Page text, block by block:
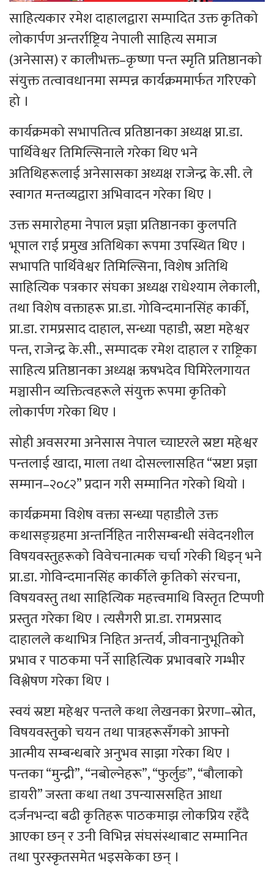
साहित्यकार रमेश दाहालद्वारा सम्पादित उक्त कृतिको
लोकार्पण अन्तर्राष्ट्रिय नेपाली साहित्य समाज
(अनेसास) र कालीभक्त–कृष्णा पन्त स्मृति प्रतिष्ठानको
संयुक्त तत्वावधानमा सम्पन्न कार्यक्रममार्फत गरिएको
हो ।
कार्यक्रमको सभापतित्व प्रतिष्ठानका अध्यक्ष प्रा.डा.
पार्थिवेश्वर तिमिल्सिनाले गरेका थिए भने
अतिथिहरूलाई अनेसासका अध्यक्ष राजेन्द्र के.सी. ले
स्वागत मन्तव्यद्वारा अभिवादन गरेका थिए ।
उक्त समारोहमा नेपाल प्रज्ञा प्रतिष्ठानका कुलपति
भूपाल राई प्रमुख अतिथिका रूपमा उपस्थित थिए ।
सभापति पार्थिवेश्वर तिमिल्सिना, विशेष अतिथि
साहित्यिक पत्रकार संघका अध्यक्ष राधेश्याम लेकाली,
तथा विशेष वक्ताहरू प्रा.डा. गोविन्दमानसिंह कार्की,
प्रा.डा. रामप्रसाद दाहाल, सन्ध्या पहाडी, स्रष्टा महेश्वर
पन्त, राजेन्द्र के.सी., सम्पादक रमेश दाहाल र राष्ट्रिका
साहित्य प्रतिष्ठानका अध्यक्ष ऋषभदेव घिमिरेलगायत
मञ्चासीन व्यक्तित्वहरूले संयुक्त रूपमा कृतिको
लोकार्पण गरेका थिए ।
सोही अवसरमा अनेसास नेपाल च्याप्टरले स्रष्टा महेश्वर
पन्तलाई खादा, माला तथा दोसल्लासहित “स्रष्टा प्रज्ञा
सम्मान–२०८२” प्रदान गरी सम्मानित गरेको थियो ।
कार्यक्रममा विशेष वक्ता सन्ध्या पहाडीले उक्त
कथासङ्ग्रहमा अन्तर्निहित नारीसम्बन्धी संवेदनशील
विषयवस्तुहरूको विवेचनात्मक चर्चा गरेकी थिइन् भने
प्रा.डा. गोविन्दमानसिंह कार्कीले कृतिको संरचना,
विषयवस्तु तथा साहित्यिक महत्त्वमाथि विस्तृत टिप्पणी
प्रस्तुत गरेका थिए । त्यसैगरी प्रा.डा. रामप्रसाद
दाहालले कथाभित्र निहित अन्तर्य, जीवनानुभूतिको
प्रभाव र पाठकमा पर्ने साहित्यिक प्रभावबारे गम्भीर
विश्लेषण गरेका थिए ।
स्वयं स्रष्टा महेश्वर पन्तले कथा लेखनका प्रेरणा–स्रोत,
विषयवस्तुको चयन तथा पात्रहरूसँगको आफ्नो
आत्मीय सम्बन्धबारे अनुभव साझा गरेका थिए ।
पन्तका “मुन्द्री”, “नबोल्नेहरू”, “फुर्लुङ”, “बौलाको
डायरी” जस्ता कथा तथा उपन्याससहित आधा
दर्जनभन्दा बढी कृतिहरू पाठकमाझ लोकप्रिय रहँदै
आएका छन् र उनी विभिन्न संघसंस्थाबाट सम्मानित
तथा पुरस्कृतसमेत भइसकेका छन् ।